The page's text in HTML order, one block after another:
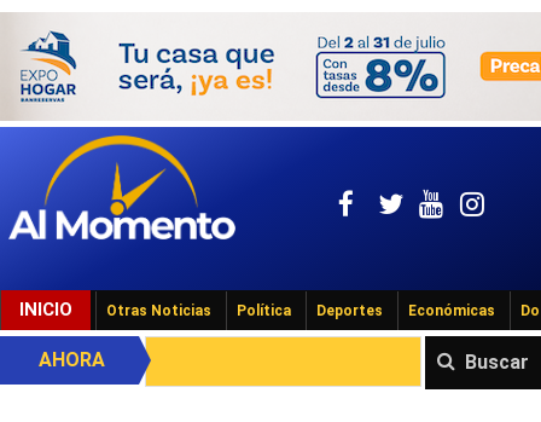
INICIO Otras Noticias Política Deportes Económicas
Buscar
AHORA